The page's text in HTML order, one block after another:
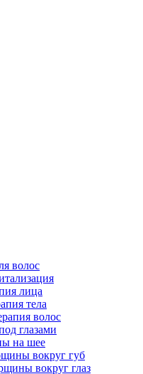
волос
лица
тела
волос
глазами
на шее
вокруг губ
вокруг глаз